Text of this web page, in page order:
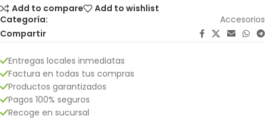
Add to compare
Add to wishlist
Categoría:
Accesorios
Compartir
Entregas locales inmediatas
Factura en todas tus compras
Productos garantizados
Pagos 100% seguros
Recoge en sucursal